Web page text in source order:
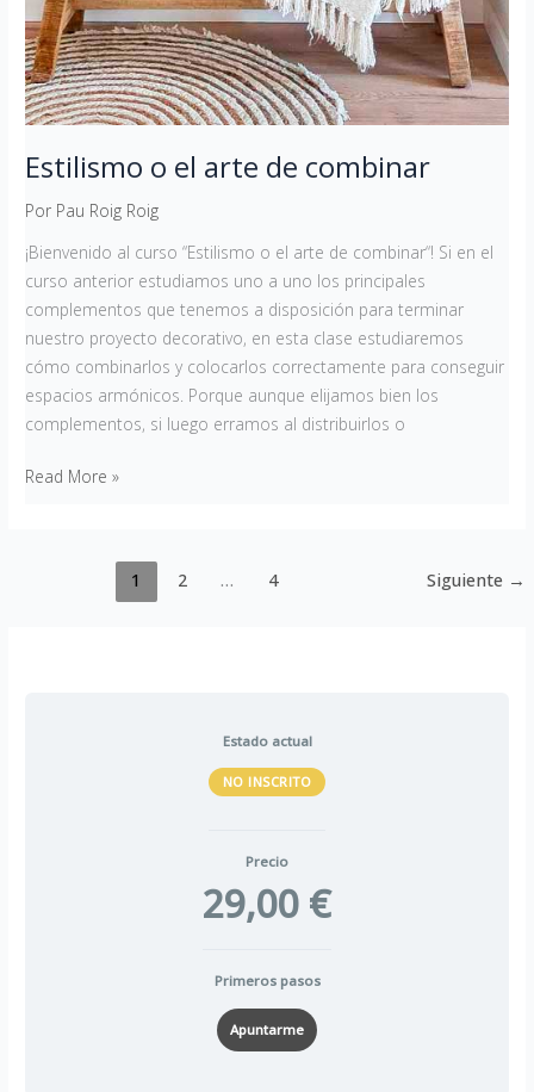
Estilismo o el arte de combinar
Por Pau Roig Roig
¡Bienvenido al curso “Estilismo o el arte de combinar“! Si en el
curso anterior estudiamos uno a uno los principales
complementos que tenemos a disposición para terminar
nuestro proyecto decorativo, en esta clase estudiaremos
cómo combinarlos y colocarlos correctamente para conseguir
espacios armónicos. Porque aunque elijamos bien los
complementos, si luego erramos al distribuirlos o
Read More »
1 2 … 4 Siguiente →
Estado actual
NO INSCRITO
Precio
29,00 €
Primeros pasos
Apuntarme